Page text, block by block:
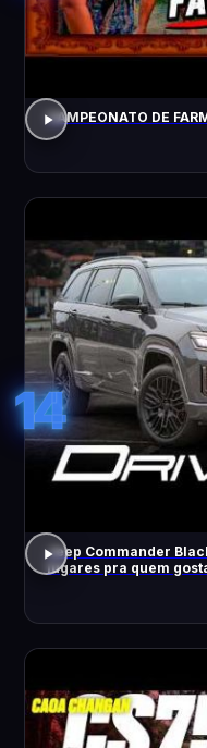
CAMPEONATO DE
14
Jeep Commander
lugares pra quem